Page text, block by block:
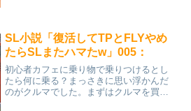
ない。だけど代わりに...
SL小説「復活してTPとFLYやめ
たらSLまたハマたw」005：
初心者カフェに乗り物で乗りつけるとし
たら何に乗る？まっさきに思い浮かんだ
のがクルマでした。まずはクルマを買い